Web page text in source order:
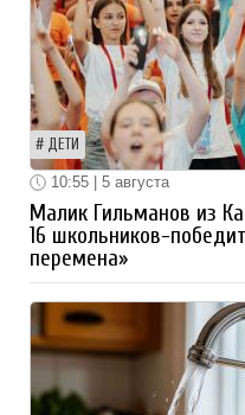
ДЕТИ
10:55 | 5 августа
Малик Гильманов из
16 школьников-
перемена»